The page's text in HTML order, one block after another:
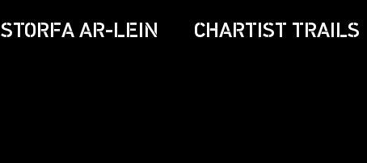
STORFA AR-LEIN CHARTIST TRAILS